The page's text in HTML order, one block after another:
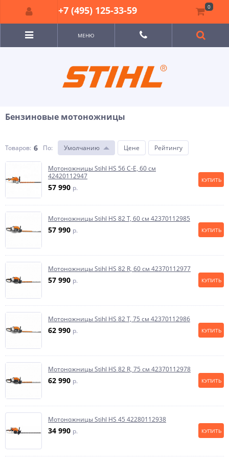
МЕНЮ
Бензиновые мотоножницы
Товаров: 6 По: Умолчанию Цене Рейтингу
Мотоножницы Stihl HS 56 C-E, 60 см
42420112947
57 990 p.
КУПИТЬ
Мотоножницы Stihl HS 82 T, 60 см 42370112985
57 990 p. КУПИТЬ
Мотоножницы Stihl HS 82 R, 60 см 42370112977
57 990 p. КУПИТЬ
Мотоножницы Stihl HS 82 T, 75 см 42370112986
62 990 p. КУПИТЬ
Мотоножницы Stihl HS 82 R, 75 см 42370112978
62 990 p. КУПИТЬ
Мотоножницы Stihl HS 45 42280112938
34 990 p. КУПИТЬ
+7 (495) 125-33-59 0